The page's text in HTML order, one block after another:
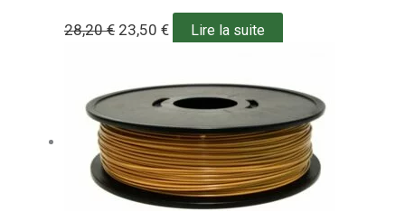
28,20€ 23,50 € Lire la suite